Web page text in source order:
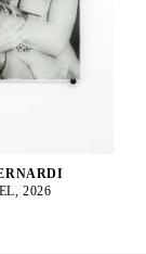
2026